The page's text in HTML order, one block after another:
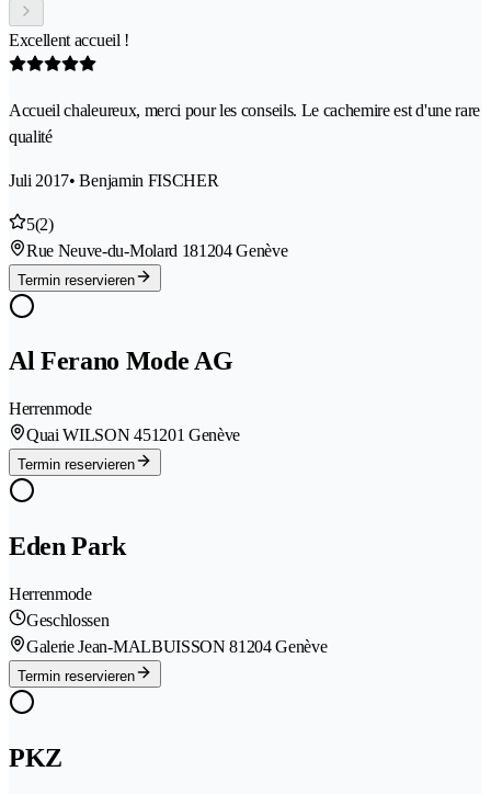
Excellent accueil !
Accueil chaleureux, merci pour les conseils. Le cachemire est d'une rare
qualité
Juli 2017• Benjamin FISCHER
5(2)
Rue Neuve-du-Molard 181204 Genève
Termin reservieren
Al Ferano Mode AG
Herrenmode
Quai WILSON 451201 Genève
Termin reservieren
Eden Park
Herrenmode
Geschlossen
Galerie Jean-MALBUISSON 81204 Genève
Termin reservieren
PKZ